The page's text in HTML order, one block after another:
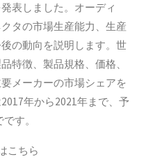
表しました。オーディ
タの市場生産能力、生産
の動向を説明します。世
特徴、製品規格、価格、
メーカーの市場シェアを
年から2021年まで、予
す。
こちら